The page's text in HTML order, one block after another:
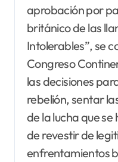
aprobación por
británico de las
Intolerables”, se
Congreso
las decisiones
rebelión, sentar
de la lucha que
de revestir de
enfrentamientos